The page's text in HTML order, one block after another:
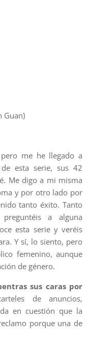
Guan)
me he llegado a
esta serie, sus 42
Me digo a mi misma
y por otro lado por
tanto éxito. Tanto
a alguna
esta serie y veréis
Y sí, lo siento, pero
femenino, aunque
de género.
sus caras por
de anuncios,
en cuestión que la
porque una de